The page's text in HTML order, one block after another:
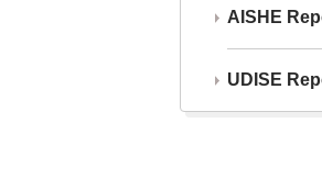
AISHE
UDISE